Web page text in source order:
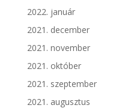
2022. január
2021. december
2021. november
2021. október
2021. szeptember
2021. augusztus